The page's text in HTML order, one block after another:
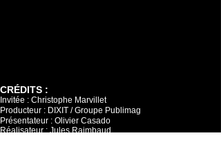
CRÉDITS :
Invitée : Christophe Marvillet
Producteur : DIXIT / Groupe Publimag
Présentateur : Olivier Casado
Réalisateur : Jules Raimbaud